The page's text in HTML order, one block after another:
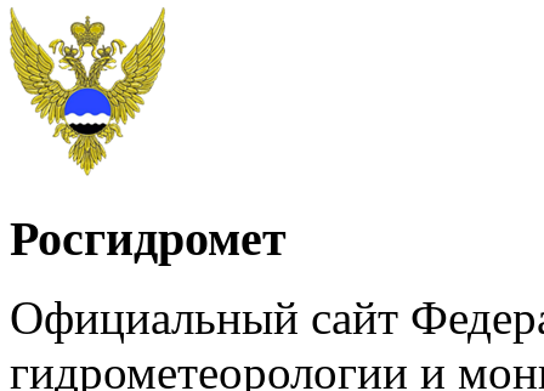
Росгидромет
Официальный сайт
гидрометеорологии и